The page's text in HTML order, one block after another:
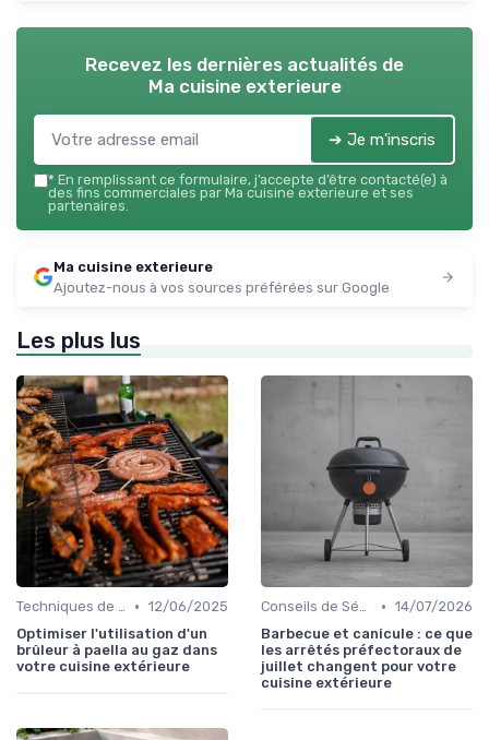
Recevez les dernières actualités de
Ma cuisine exterieure
➔ Je m'inscris
* En remplissant ce formulaire, j’accepte d’être contacté(e) à
des fins commerciales par Ma cuisine exterieure et ses
partenaires.
Ma cuisine exterieure
Ajoutez-nous à vos sources préférées sur Google
Les plus lus
Techniques de Cuisson en Plein Air • 12/06/2025
Optimiser l'utilisation d'un
brûleur à paella au gaz dans
votre cuisine extérieure
Conseils de Sécurité • 14/07/2026
Barbecue et canicule : ce que
les arrêtés préfectoraux de
juillet changent pour votre
cuisine extérieure